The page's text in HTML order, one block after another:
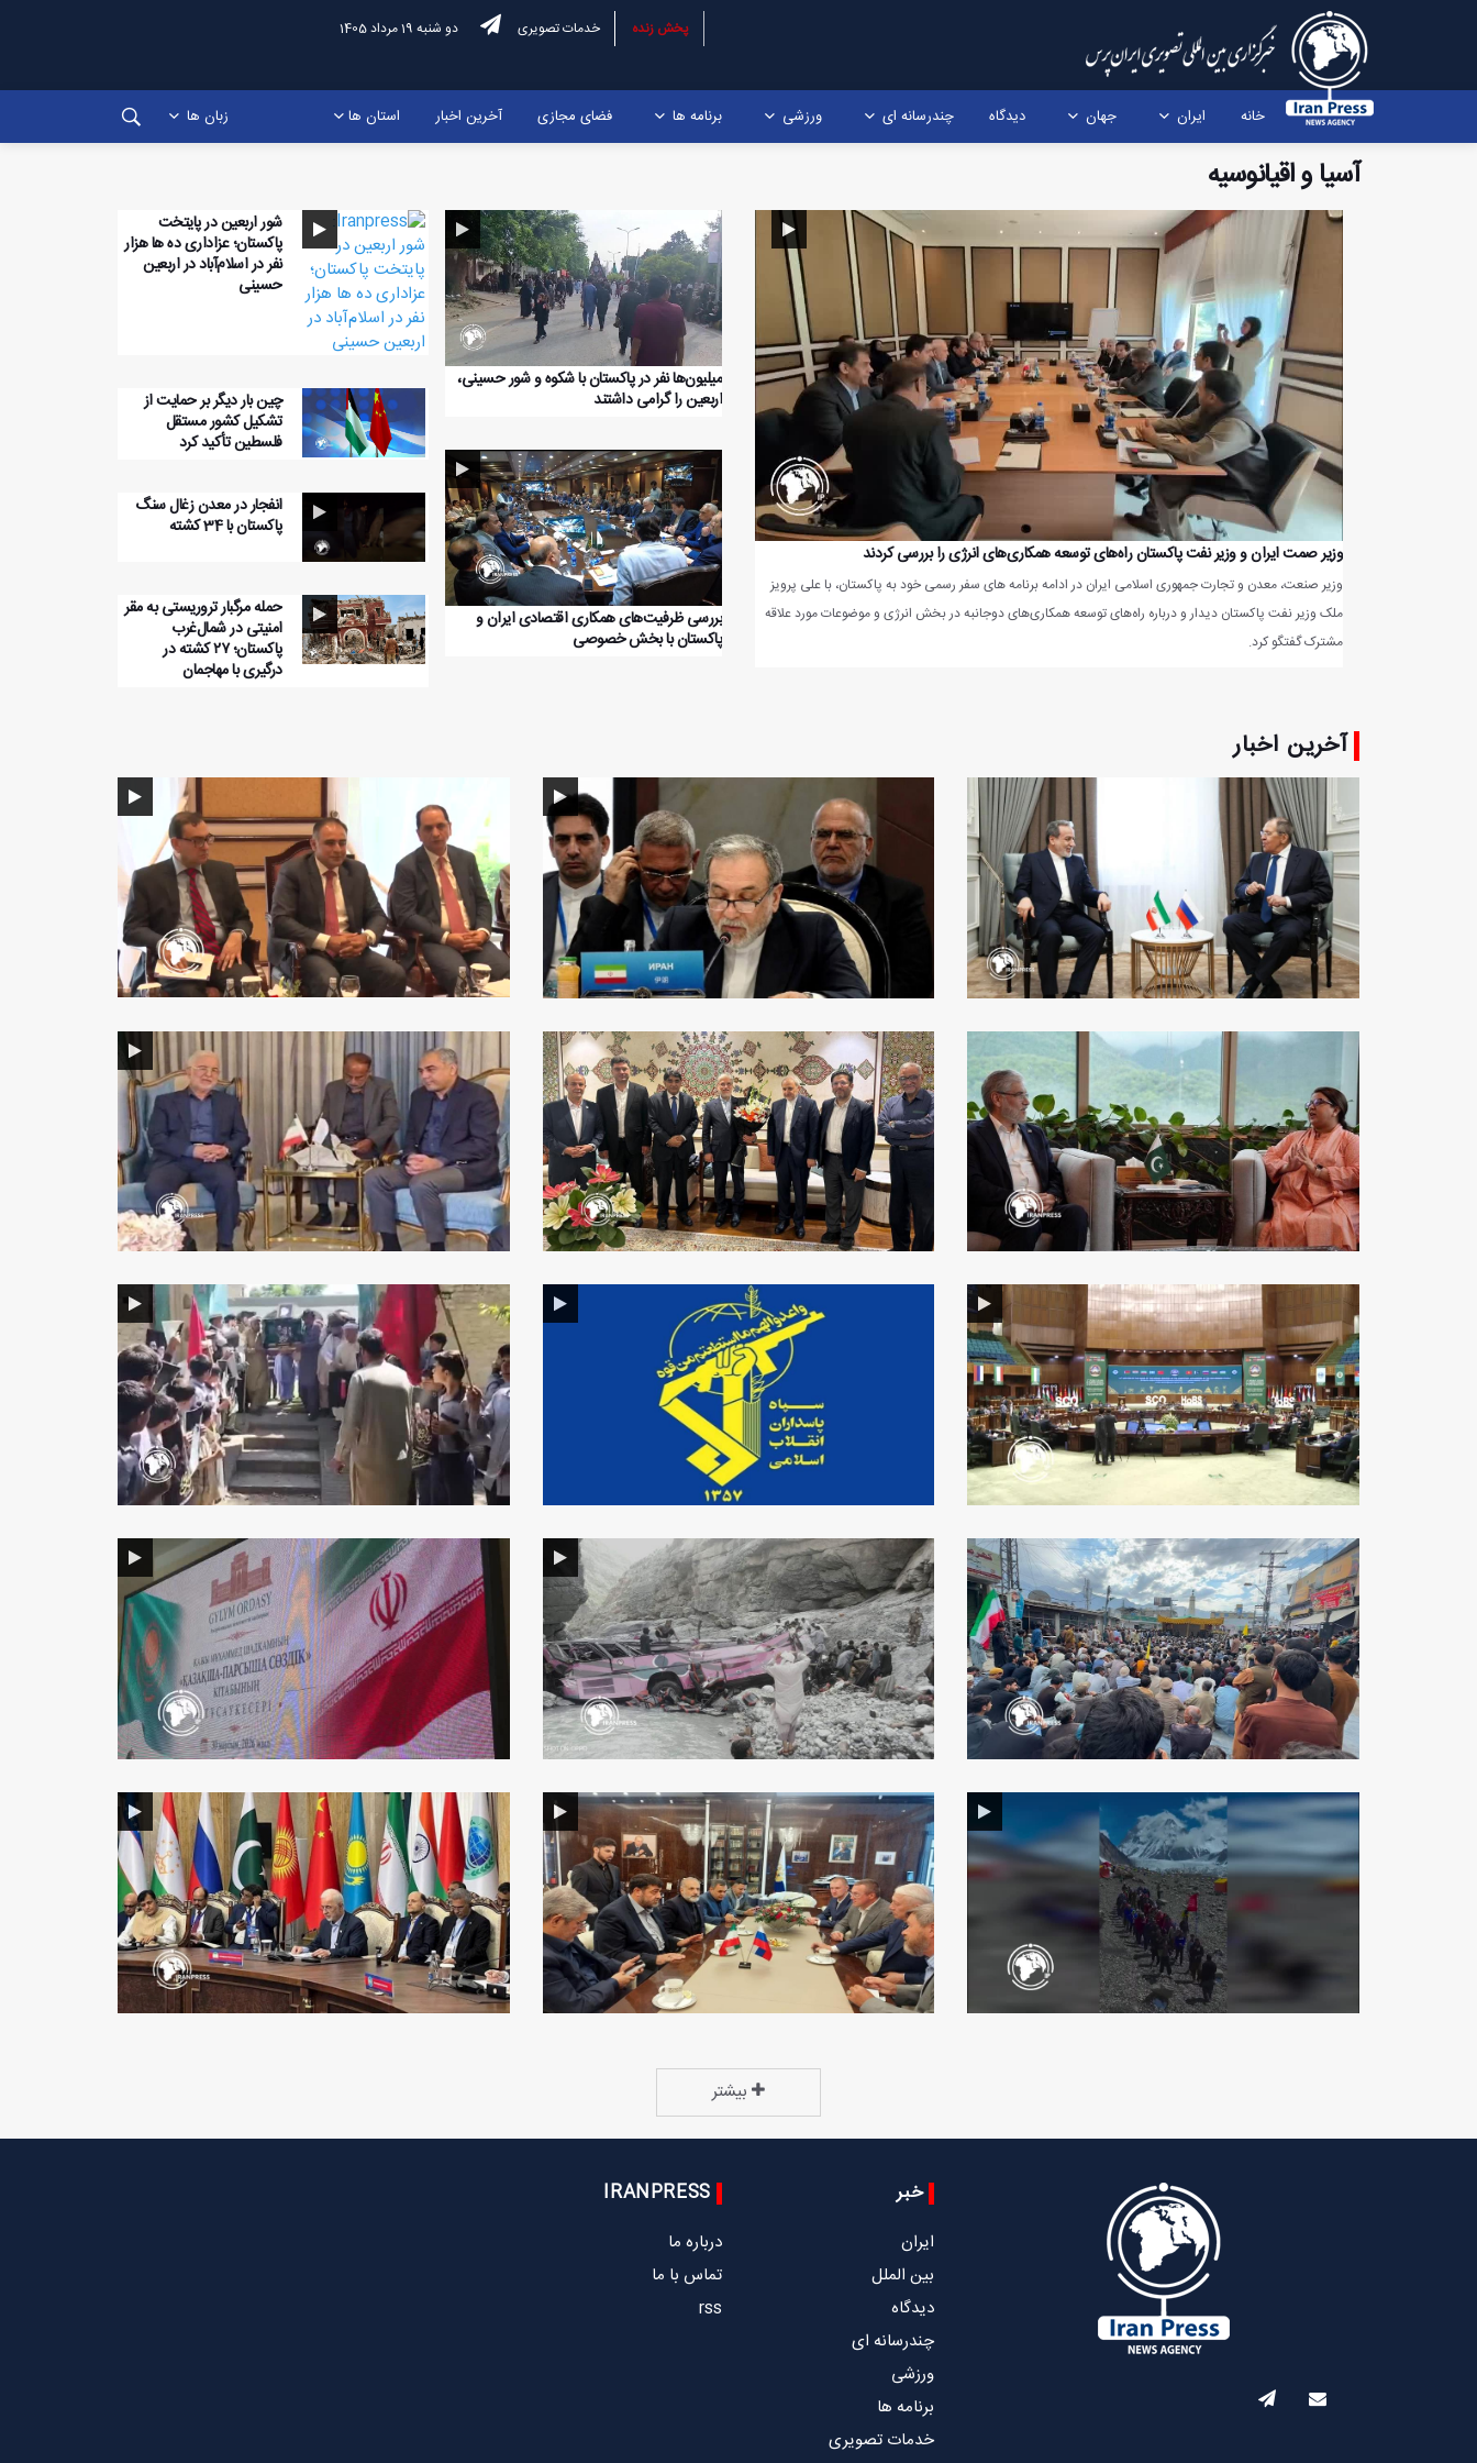
پخش زنده خدمات تصویری دو شنبه 19 مرداد 1405
خانه ایران جهان دیدگاه چندرسانه ای ورزشی برنامه ها فضای مجازی آخرین اخبار استان ها زبان ها
آسیا و اقیانوسیه
وزیر صمت ایران و وزیر نفت پاکستان راه‌های توسعه همکاری‌های انرژی را بررسی کردند
وزیر صنعت، معدن و تجارت جمهوری اسلامی ایران در ادامه برنامه‌ های سفر رسمی خود به پاکستان، با علی پرویز
ملک وزیر نفت پاکستان دیدار و درباره راه‌های توسعه همکاری‌های دوجانبه در بخش انرژی و موضوعات مورد علاقه
مشترک گفتگو کرد.
میلیون‌ها نفر در پاکستان با شکوه و شور حسینی،
اربعین را گرامی داشتند
بررسی ظرفیت‌های همکاری اقتصادی ایران و
پاکستان با بخش خصوصی
شور اربعین در پایتخت
پاکستان؛ عزاداری ده ها هزار
نفر در اسلام‌آباد در اربعین
حسینی
چین بار دیگر بر حمایت از
تشکیل کشور مستقل
فلسطین تأکید کرد
انفجار در معدن زغال سنگ
پاکستان با 34 کشته
حمله مرگبار تروریستی به مقر
امنیتی در شمال‌غرب
پاکستان؛ ۲۷ کشته در
درگیری با مهاجمان
آخرین اخبار
بیشتر
خبر
ایران
بین الملل
دیدگاه
چندرسانه ای
ورزشی
برنامه ها
خدمات تصویری
IRANPRESS
درباره ما
تماس با ما
rss